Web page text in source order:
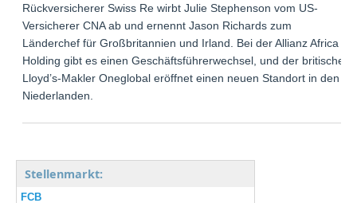
Rückversicherer Swiss Re wirbt Julie Stephenson vom US-
Versicherer CNA ab und ernennt Jason Richards zum
Länderchef für Großbritannien und Irland. Bei der Allianz Africa
Holding gibt es einen Geschäftsführerwechsel, und der britische
Lloyd’s-Makler Oneglobal eröffnet einen neuen Standort in den
Niederlanden.
Stellenmarkt:
FCB